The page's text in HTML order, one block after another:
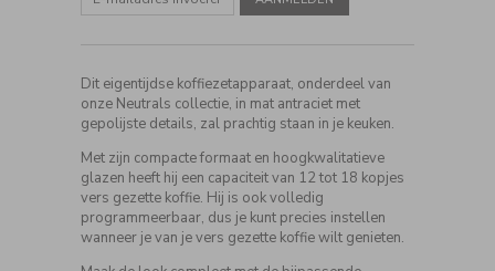
Dit eigentijdse koffiezetapparaat, onderdeel van
onze Neutrals collectie, in mat antraciet met
gepolijste details, zal prachtig staan in je keuken.
Met zijn compacte formaat en hoogkwalitatieve
glazen heeft hij een capaciteit van 12 tot 18 kopjes
vers gezette koffie. Hij is ook volledig
programmeerbaar, dus je kunt precies instellen
wanneer je van je vers gezette koffie wilt genieten.